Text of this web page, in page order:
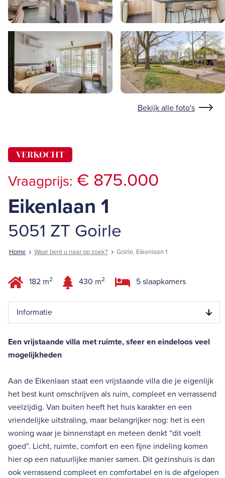
Bekijk alle foto's
VERKOCHT
Vraagprijs: € 875.000
Eikenlaan 1
5051 ZT Goirle
Home Waar bent u naar op zoek? Goirle, Eikenlaan 1
182 m2 430 m2 5 slaapkamers
Informatie
Een vrijstaande villa met ruimte, sfeer en eindeloos veel
mogelijkheden
Aan de Eikenlaan staat een vrijstaande villa die je eigenlijk
het best kunt omschrijven als ruim, compleet en verrassend
veelzijdig. Van buiten heeft het huis karakter en een
vriendelijke uitstraling, maar belangrijker nog: het is een
woning waar je binnenstapt en meteen denkt “dit voelt
goed”. Licht, ruimte, comfort en een fijne indeling komen
hier op een natuurlijke manier samen. Dit gezinshuis is dan
ook verrassend compleet en comfortabel en is de afgelopen